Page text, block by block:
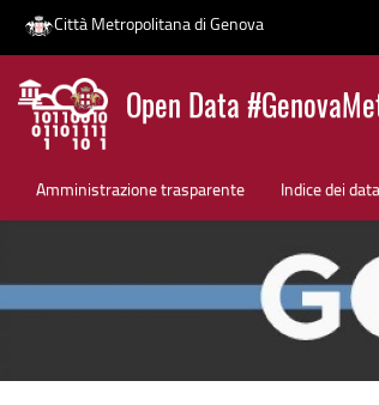
Salta
contenuto
Città Metropolitana di Genova
Open Data
Amministrazione trasparente Indice dei
News